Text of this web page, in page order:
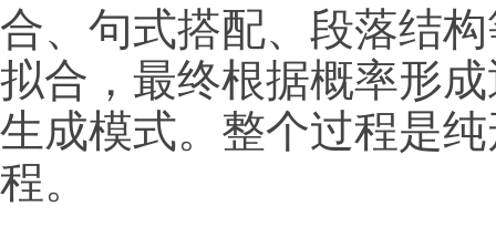
合、句式搭配、段落结
拟合，最终根据概率形
生成模式。整个过程是
程。